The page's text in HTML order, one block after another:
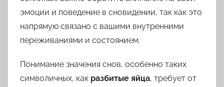
эмоции и поведение в сновидении, так как это
напрямую связано с вашими внутренними
переживаниями и состоянием.
Понимание значения снов, особенно таких
символичных, как разбитые яйца, требует от